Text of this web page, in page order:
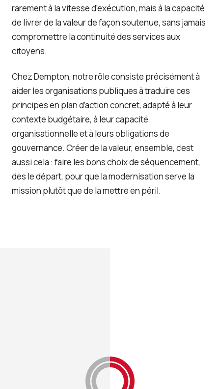
rarement à la vitesse d’exécution, mais à la capacité
de livrer de la valeur de façon soutenue, sans jamais
compromettre la continuité des services aux
citoyens.
Chez Dempton, notre rôle consiste précisément à
aider les organisations publiques à traduire ces
principes en plan d’action concret, adapté à leur
contexte budgétaire, à leur capacité
organisationnelle et à leurs obligations de
gouvernance. Créer de la valeur, ensemble, c’est
aussi cela : faire les bons choix de séquencement,
dès le départ, pour que la modernisation serve la
mission plutôt que de la mettre en péril.